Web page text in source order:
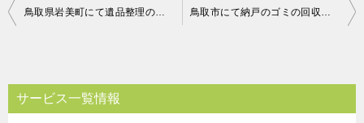
投
ビ
ゲ
鳥取県岩美町にて遺品整理のご依頼 お客様の声 鳥取市にて納戸のゴミの回収処分 お客様の声
サービス一覧情報